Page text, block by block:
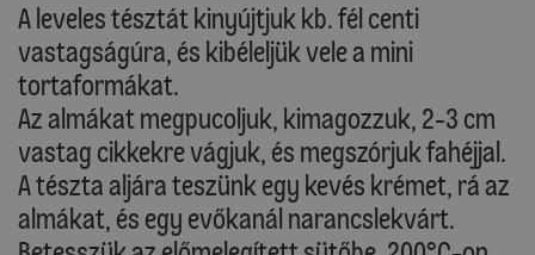
A leveles tésztát kinyújtjuk kb. fél centi
vastagságúra, és kibéleljük vele a mini
tortaformákat.
Az almákat megpucoljuk, kimagozzuk, 2-3 cm
vastag cikkekre vágjuk, és megszórjuk fahéjjal.
A tészta aljára teszünk egy kevés krémet, rá az
almákat, és egy evőkanál narancslekvárt.